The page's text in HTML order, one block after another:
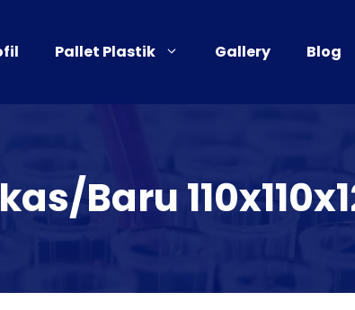
Pallet Plastik Gallery Blog
Baru